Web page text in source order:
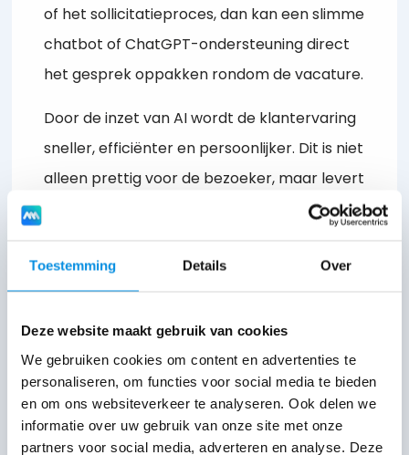
Toestemming Details Over
Deze website maakt gebruik van cookies
We gebruiken cookies om content en advertenties te
personaliseren, om functies voor social media te bieden
en om ons websiteverkeer te analyseren. Ook delen we
informatie over uw gebruik van onze site met onze
partners voor social media, adverteren en analyse. Deze
of het sollicitatieproces, dan kan een slimme
chatbot of ChatGPT-ondersteuning direct
het gesprek oppakken rondom de vacature.
Door de inzet van AI wordt de klantervaring
sneller, efficiënter en persoonlijker. Dit is niet
alleen prettig voor de bezoeker, maar levert
ook direct voordelen op voor bedrijven.
meer omzet: een AI chatbot is een
investering die zichzelf snel terugverdient.
Wil Jij Ook een AI Chatbot op
Jouw Website?
Wil jij dat jouw website meer doet dan alleen
informatie tonen? EenAI chatbot kan het